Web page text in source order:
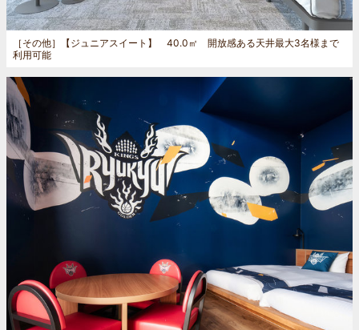
［その他］
【ジュニアスイート】 40.0㎡ 開放感ある天井最大3名様まで
利用可能